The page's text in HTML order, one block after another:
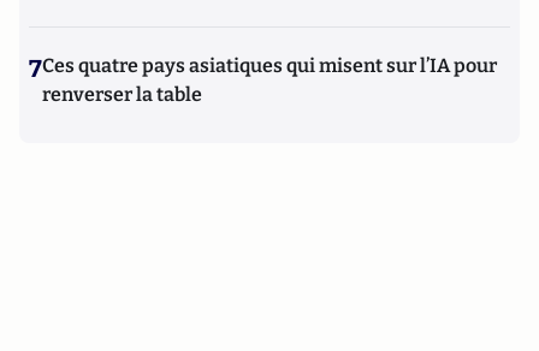
7Ces quatre pays asiatiques qui misent sur l’IA pour
renverser la table